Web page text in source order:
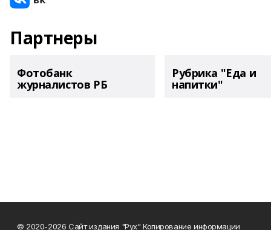
Партнеры
Фотобанк
журналистов РБ
Рубрика "Еда и
напитки"
© 2020-2026 Сайт издания "Рух" Копирование информации